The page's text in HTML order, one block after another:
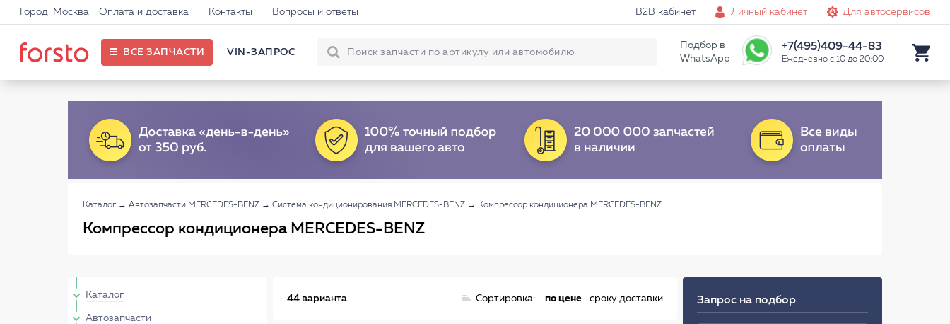
Город: Москва Оплата и доставка Контакты Вопросы и ответы B2B кабинет Личный кабинет Для автосервисов
ВСЕ ЗАПЧАСТИ VIN-ЗАПРОС
Подбор в
WhatsApp
+7(495)409-44-83
Ежедневно с 10 до 20:00
Каталог → Автозапчасти MERCEDES-BENZ → Система кондиционирования MERCEDES-BENZ → Компрессор кондиционера MERCEDES-BENZ
Компрессор кондиционера MERCEDES-BENZ
Каталог
Автозапчасти
44 варианта Сортировка: по цене сроку доставки Запрос на подбор